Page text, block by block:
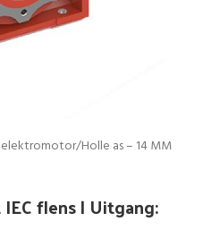
/Holle as – 14 MM
flens | Uitgang: